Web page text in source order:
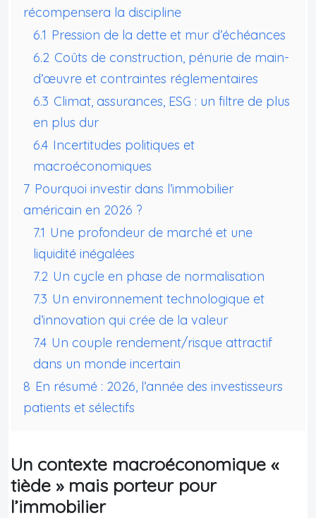
récompensera la discipline
6.1 Pression de la dette et mur d’échéances
6.2 Coûts de construction, pénurie de main-
d’œuvre et contraintes réglementaires
6.3 Climat, assurances, ESG : un filtre de plus
en plus dur
6.4 Incertitudes politiques et
macroéconomiques
7 Pourquoi investir dans l’immobilier
américain en 2026 ?
7.1 Une profondeur de marché et une
liquidité inégalées
7.2 Un cycle en phase de normalisation
7.3 Un environnement technologique et
d’innovation qui crée de la valeur
7.4 Un couple rendement/risque attractif
dans un monde incertain
8 En résumé : 2026, l’année des investisseurs
patients et sélectifs
Un contexte macroéconomique «
tiède » mais porteur pour
l’immobilier